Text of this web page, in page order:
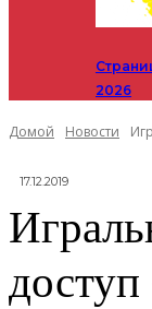
2026
Домой Новости
17.12.2019
доступ